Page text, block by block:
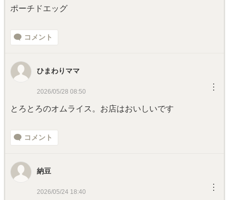
ポーチドエッグ
コメント
ひまわりママ
2026/05/28 08:50 ︙
とろとろのオムライス。お店はおいしいです
コメント
納豆
2026/05/24 18:40 ︙